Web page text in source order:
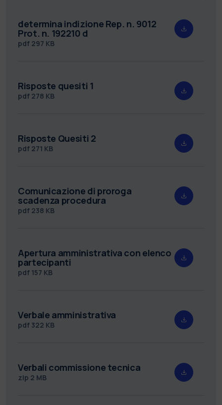
determina indizione Rep. n. 9012
Prot. n. 192210 d
pdf 297 KB
Risposte quesiti 1
pdf 278 KB
Risposte Quesiti 2
pdf 271 KB
Comunicazione di proroga
scadenza procedura
pdf 238 KB
Apertura amministrativa con elenco
partecipanti
pdf 157 KB
Verbale amministrativa
pdf 322 KB
Verbali commissione tecnica
zip 2 MB